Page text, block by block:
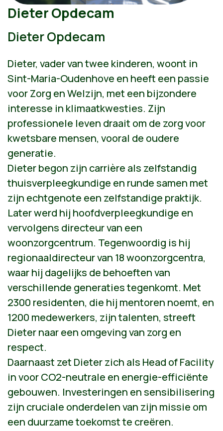
Dieter Opdecam
Dieter Opdecam
Dieter, vader van twee kinderen, woont in
Sint-Maria-Oudenhove en heeft een passie
voor Zorg en Welzijn, met een bijzondere
interesse in klimaatkwesties. Zijn
professionele leven draait om de zorg voor
kwetsbare mensen, vooral de oudere
generatie.
Dieter begon zijn carrière als zelfstandig
thuisverpleegkundige en runde samen met
zijn echtgenote een zelfstandige praktijk.
Later werd hij hoofdverpleegkundige en
vervolgens directeur van een
woonzorgcentrum. Tegenwoordig is hij
regionaaldirecteur van 18 woonzorgcentra,
waar hij dagelijks de behoeften van
verschillende generaties tegenkomt. Met
2300 residenten, die hij mentoren noemt, en
1200 medewerkers, zijn talenten, streeft
Dieter naar een omgeving van zorg en
respect.
Daarnaast zet Dieter zich als Head of Facility
in voor CO2-neutrale en energie-efficiënte
gebouwen. Investeringen en sensibilisering
zijn cruciale onderdelen van zijn missie om
een duurzame toekomst te creëren.